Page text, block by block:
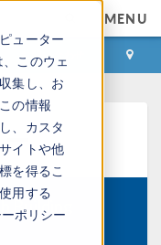
ューター
このウェ
集し、お
の情報
、カスタ
イトや他
を得るこ
用する
ポリシー
MENU
お問い合わせ
Building